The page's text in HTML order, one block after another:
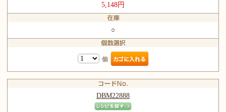
5,148円
○
個
DBM22888